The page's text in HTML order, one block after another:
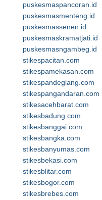
puskesmaspancoran.id
puskesmasmenteng.id
puskesmassenen.id
puskesmaskramatjati.id
puskesmasngambeg.id
stikespacitan.com
stikespamekasan.com
stikespandeglang.com
stikespangandaran.com
stikesacehbarat.com
stikesbadung.com
stikesbanggai.com
stikesbangka.com
stikesbanyumas.com
stikesbekasi.com
stikesblitar.com
stikesbogor.com
stikesbrebes.com